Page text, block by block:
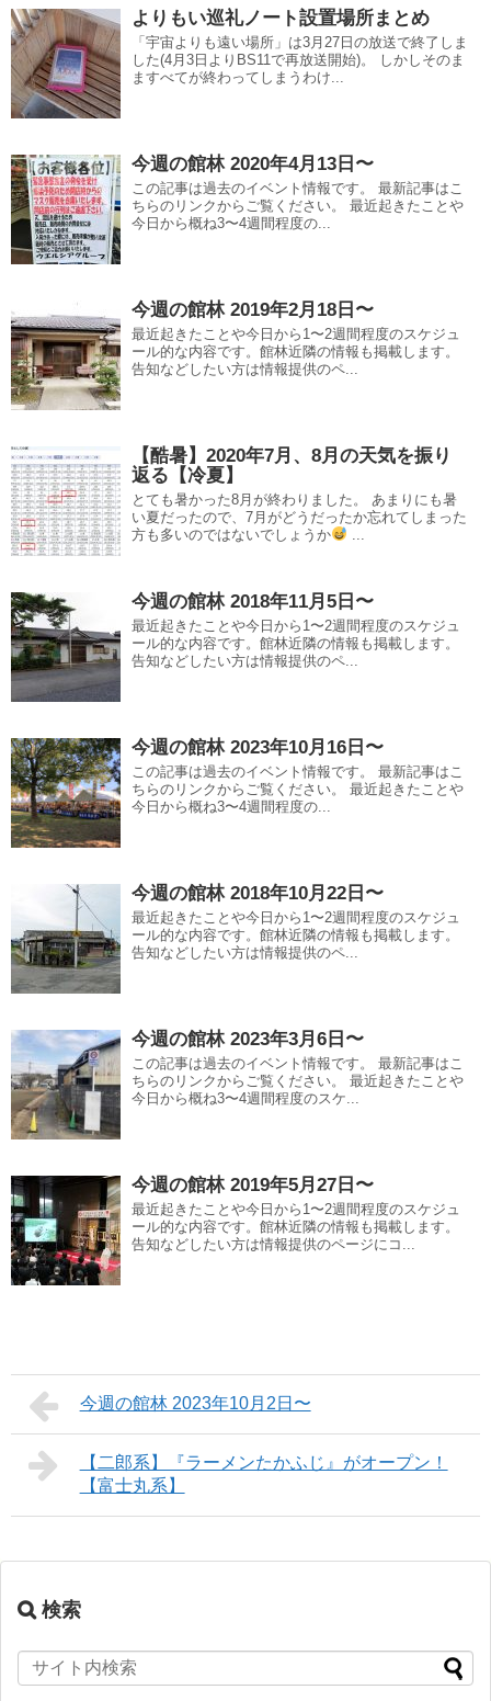
よりもい巡礼ノート設置場所まとめ
「宇宙よりも遠い場所」は3月27日の放送で終了しま
した(4月3日よりBS11で再放送開始)。 しかしそのま
ますべてが終わってしまうわけ...
今週の館林 2020年4月13日〜
この記事は過去のイベント情報です。 最新記事はこ
ちらのリンクからご覧ください。 最近起きたことや
今日から概ね3〜4週間程度の...
今週の館林 2019年2月18日〜
最近起きたことや今日から1〜2週間程度のスケジュ
ール的な内容です。館林近隣の情報も掲載します。
告知などしたい方は情報提供のペ...
【酷暑】2020年7月、8月の天気を振り
返る【冷夏】
とても暑かった8月が終わりました。 あまりにも暑
い夏だったので、7月がどうだったか忘れてしまった
方も多いのではないでしょうか
...
今週の館林 2018年11月5日〜
最近起きたことや今日から1〜2週間程度のスケジュ
ール的な内容です。館林近隣の情報も掲載します。
告知などしたい方は情報提供のペ...
今週の館林 2023年10月16日〜
この記事は過去のイベント情報です。 最新記事はこ
ちらのリンクからご覧ください。 最近起きたことや
今日から概ね3〜4週間程度の...
今週の館林 2018年10月22日〜
最近起きたことや今日から1〜2週間程度のスケジュ
ール的な内容です。館林近隣の情報も掲載します。
告知などしたい方は情報提供のペ...
今週の館林 2023年3月6日〜
この記事は過去のイベント情報です。 最新記事はこ
ちらのリンクからご覧ください。 最近起きたことや
今日から概ね3〜4週間程度のスケ...
今週の館林 2019年5月27日〜
最近起きたことや今日から1〜2週間程度のスケジュ
ール的な内容です。館林近隣の情報も掲載します。
告知などしたい方は情報提供のページにコ...
今週の館林 2023年10月2日〜
【二郎系】『ラーメンたかふじ』がオープン！
【富士丸系】
検索